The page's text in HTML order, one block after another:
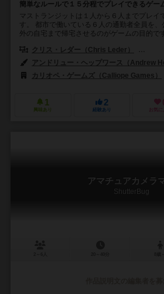
簡単なルールで１５分程でプレイできるゲー
マストランジットは１人から６人までプレイ
す。 都市で働いている６人の通勤者全員を
外の自宅まで帰宅させるのがゲームの目的で
クリス・レダー（Chris Leder）
アンドリュー・ヘップワース（Andrew
カリオペ・ゲームズ（Calliope Games）
1
興味あり
2
経験あり お気に
アマチュアカメラ
ShutterBug